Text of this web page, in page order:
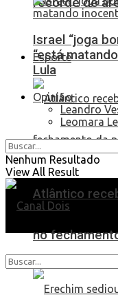
Esporte
Atlântico
no
Israel “joga
“está
Lula
Opinião
Leandro
Leomara
Nenhum Resultado
View All Result